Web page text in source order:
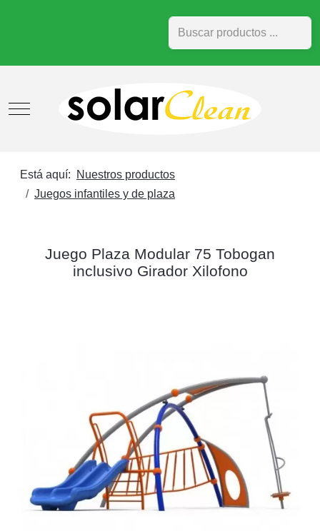
Buscar
Mobile Menu Toggle
Está aquí:
Nuestros productos
Juegos infantiles y de plaza
Juego Plaza Modular 75 Tobogan
inclusivo Girador Xilofono